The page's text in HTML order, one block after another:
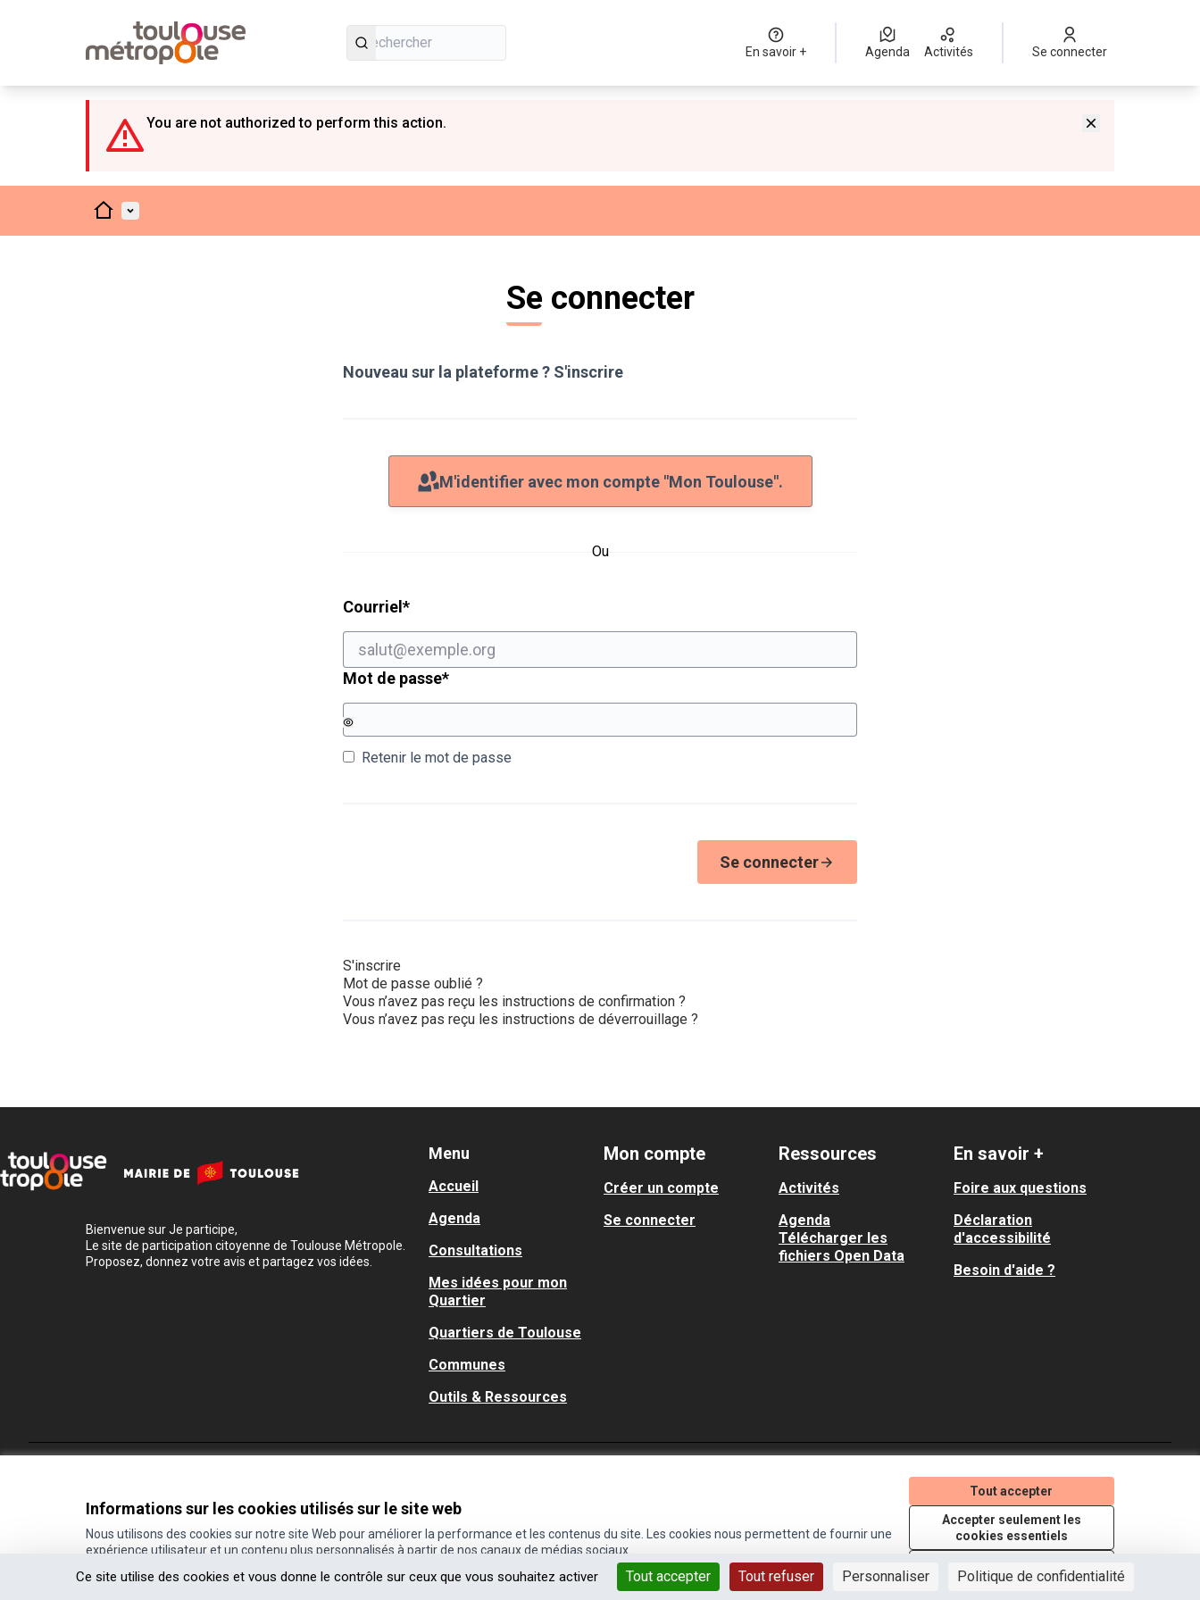
Ce site utilise des cookies et vous donne le contrôle sur ceux que vous souhaitez activer Tout accepter Tout refuser Personnaliser Politique de confidentialité
Informations sur les cookies utilisés sur le site web
Nous utilisons des cookies sur notre site Web pour améliorer la performance et les contenus du site. Les cookies nous permettent de fournir une
expérience utilisateur et un contenu plus personnalisés à partir de nos canaux de médias sociaux.
Tout accepter
Accepter seulement les
cookies essentiels
En savoir + Agenda Activités Se connecter
You are not authorized to perform this action.
AccueilMenu principal
Se connecter
Nouveau sur la plateforme ? S'inscrire
M'identifier avec mon compte "Mon Toulouse".
Ou
Courriel *Champ obligatoire
Mot de passe*Champ obligatoire
Retenir le mot de passe
Se connecter
S'inscrire
Mot de passe oublié ?
Vous n’avez pas reçu les instructions de confirmation ?
Vous n’avez pas reçu les instructions de déverrouillage ?
Bienvenue sur Je participe,
Le site de participation citoyenne de Toulouse Métropole.
Proposez, donnez votre avis et partagez vos idées.
Menu
Accueil
Agenda
Consultations
Mes idées pour mon
Quartier
Quartiers de Toulouse
Communes
Outils & Ressources
Mon compte
Créer un compte
Se connecter
Ressources
Activités
Agenda
Télécharger les
fichiers Open Data
En savoir +
Foire aux questions
Déclaration
d'accessibilité
Besoin d'aide ?
(Lien externe)
(Lien externe)
(Lien externe)
(Lien externe)
Site réalisé grâce aulogiciel libre Decidim
(Lien externe)
.
Licence Creative
(Lien externe)